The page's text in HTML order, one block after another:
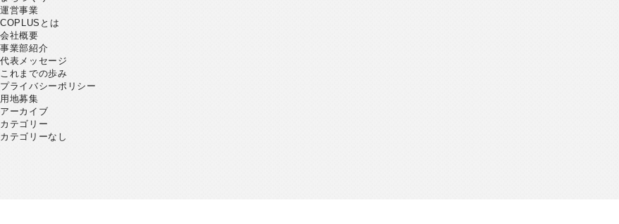
運営事業
COPLUSとは
会社概要
事業部紹介
代表メッセージ
これまでの歩み
プライバシーポリシー
用地募集
アーカイブ
カテゴリー
カテゴリーなし